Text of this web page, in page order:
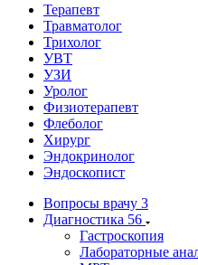
Терапевт
Травматолог
Трихолог
УВТ
УЗИ
Уролог
Физиотерапевт
Флеболог
Хирург
Эндокринолог
Эндоскопист
Вопросы врачу 3
Диагностика 56
Гастроскопия
Лабораторные